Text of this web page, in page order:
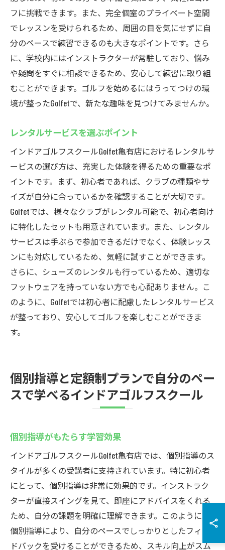
フに挑戦できます。また、完全個室のプライベート空間
でレッスンを受けられるため、周囲の目を気にせずに自
分のペースで練習できるのも大きなポイントです。さら
に、学校内にはインストラクターが常駐しており、悩み
や疑問をすぐに相談できるため、安心して練習に取り組
むことができます。ゴルフを始めるにはうってつけの環
境が整ったGolfetで、新たな趣味を見つけてみませんか。
レンタルサービスを選ぶポイント
インドアゴルフスクールGolfet亀有店におけるレンタルサ
ービスの選び方は、充実した体験を得るための重要なポ
イントです。まず、初心者であれば、クラブの種類やサ
イズが自分に合っているかを確認することが大切です。
Golfetでは、様々なクラブがレンタル可能で、初心者向け
に特化したセットも用意されています。また、レンタル
サービスは手ぶらで参加できるだけでなく、体験レッス
ンにも対応しているため、気軽に試すことができます。
さらに、シューズのレンタルも行っているため、適切な
フットウェアを持っていない方でも心配ありません。こ
のように、Golfetでは初心者に配慮したレンタルサービス
が整っており、安心してゴルフを楽しむことができま
す。
個別指導と定額制プランで自分のペー
スで学べるインドアゴルフスクール
個別指導がもたらす学習効果
インドアゴルフスクールGolfet亀有店では、個別指導のス
タイルが多くの受講者に支持されています。特に初心者
にとって、個別指導は非常に効果的です。インストラク
ターが直接スイングを見て、即座にアドバイスをくれる
ため、自分の課題を明確に理解できます。このように、
個別指導により、自分のペースでしっかりとしたフィー
ドバックを受けることができるため、スキル向上がスム